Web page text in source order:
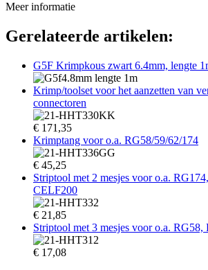
Meer informatie
Gerelateerde artikelen:
G5F Krimpkous zwart 6.4mm, lengte
Krimp/toolset voor het aanzetten van
connectoren
€ 171,35
Krimptang voor o.a. RG58/59/62/174
€ 45,25
Striptool met 2 mesjes voor o.a.
CELF200
€ 21,85
Striptool met 3 mesjes voor o.a.
€ 17,08